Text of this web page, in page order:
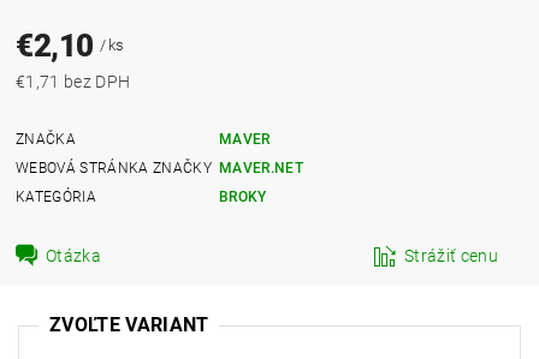
€2,10/ ks
€1,71 bez DPH
ZNAČKA
MAVER
WEBOVÁ STRÁNKA ZNAČKY MAVER.NET
KATEGÓRIA
BROKY
Otázka Strážiť cenu
ZVOĽTE VARIANT